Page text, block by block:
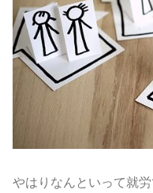
やはりなんといって就